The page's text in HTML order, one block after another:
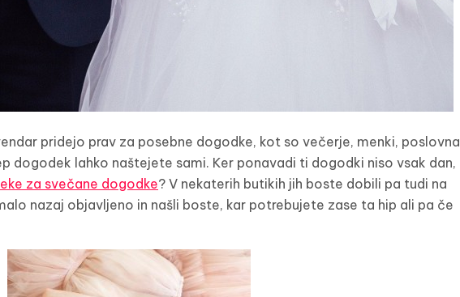
pridejo prav za posebne dogodke, kot so večerje, menki, poslovna
dogodek lahko naštejete sami. Ker ponavadi ti dogodki niso vsak dan,
za svečane dogodke? V nekaterih butikih jih boste dobili pa tudi na
nazaj objavljeno in našli boste, kar potrebujete zase ta hip ali pa če